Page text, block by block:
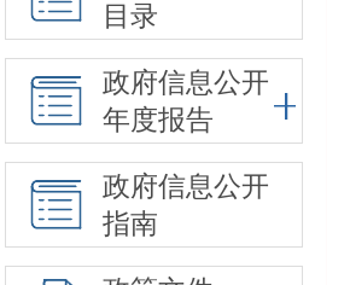
目录
政府信息公开
年度报告
政府信息公开
指南